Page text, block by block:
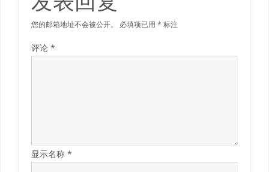
您的邮箱地址不会被公开。 必填项已用* 标注
评论*
显示名称*